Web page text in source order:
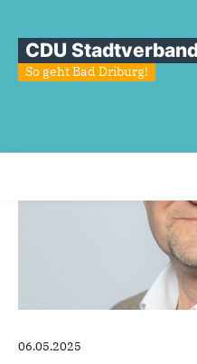
CDU
So geht Bad Driburg!
startet
06.05.2025